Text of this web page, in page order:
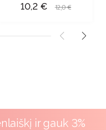
Kaina
10,2 €
Bazinė
12,0 €
ir gauk 3%